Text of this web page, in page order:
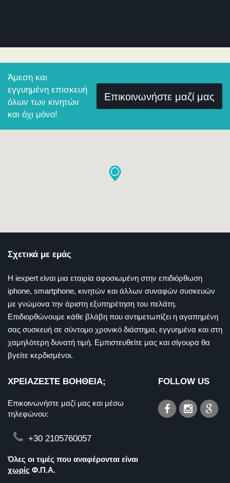
Άμεση και
εγγυημένη επισκευή
όλων των κινητών
και όχι μόνο!
Επικοινωνήστε μαζί μας
Σχετικά με εμάς
Η iexpert είναι μια εταιρία αφοσιωμένη στην επιδιόρθωση
iphone, smartphone, κινητών και άλλων συναφών συσκευών
με γνώμονα την άριστη εξυπηρέτηση του πελάτη.
Επιδιορθώνουμε κάθε βλάβη που αντιμετωπίζει η αγαπημένη
σας συσκευή σε σύντομο χρονικό διάστημα, εγγυημένα και στη
χαμηλότερη δυνατή τιμή. Εμπιστευθείτε μας και σίγουρα θα
βγείτε κερδισμένοι.
ΧΡΕΙΑΖΕΣΤΕ ΒΟΗΘΕΙΑ;
Επικοινωνήστε μαζί μας και μέσω
τηλεφώνου:
+30 2105760057
Όλες οι τιμές που αναφέρονται είναι
χωρίς Φ.Π.Α.
FOLLOW US